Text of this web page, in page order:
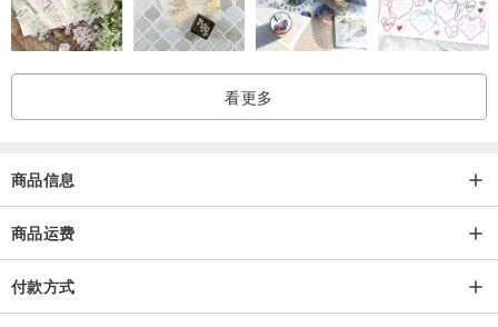
看更多
商品信息
商品运费
付款方式